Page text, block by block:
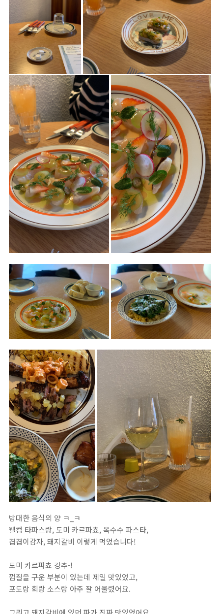
방대한 음식의 양 ㅋ_ㅋ
웰컴 타파스랑, 도미 카르파쵸, 옥수수 파스타,
겹겹이감자, 돼지갈비 이렇게 먹었습니다!
도미 카르파쵸 강추-!
껍질을 구운 부분이 있는데 제일 맛있었고,
포도랑 회랑 소스랑 아주 잘 어울렸어요.